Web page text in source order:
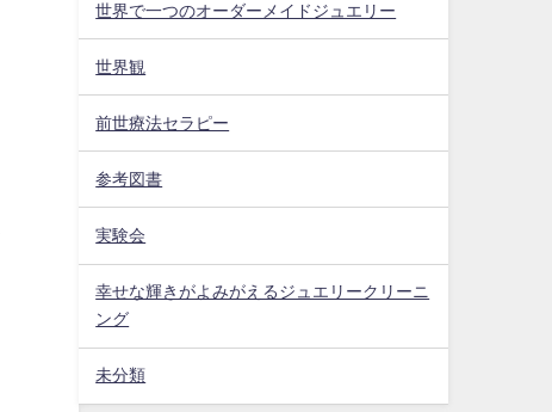
世界で一つのオーダーメイドジュエリー
世界観
前世療法セラピー
参考図書
実験会
幸せな輝きがよみがえるジュエリークリーニ
ング
未分類